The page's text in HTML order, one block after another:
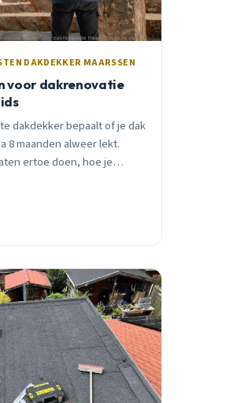
DAKDEKKER MAARSSEN
voor dakrenovatie
dakdekker bepaalt of je dak
8 maanden alweer lekt.
ertoe doen, hoe je